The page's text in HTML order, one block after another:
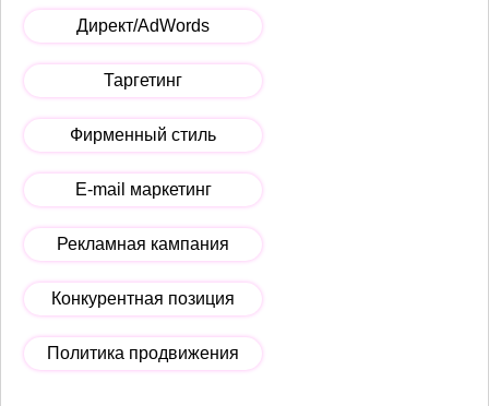
Директ/AdWords
Таргетинг
Фирменный стиль
E-mail маркетинг
Рекламная кампания
Конкурентная позиция
Политика продвижения